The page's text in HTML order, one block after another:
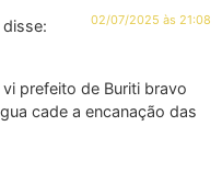
disse: 02/07/2025 às 21:08
prefeito de Buriti bravo
cade a encanação das